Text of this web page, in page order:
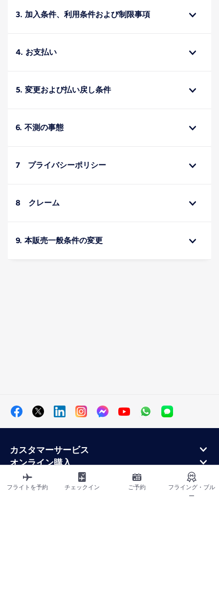
3. 加入条件、利用条件および制限事項
4. お支払い
5. 変更および払い戻し条件
6. 不測の事態
7 プライバシーポリシー
8 クレーム
9. 本販売一般条件の変更
カスタマーサービス
オンライン購入
ロイヤルティプログラムと提携パートナー
エールフランス航空について
フライトを予約 チェックイン ご予約
フライング・ブル
ー